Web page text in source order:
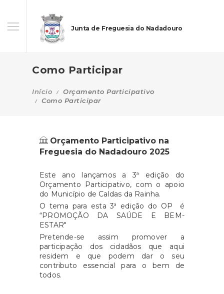
Junta de Freguesia do Nadadouro
Como Participar
Início
Orçamento Participativo
Como Participar
Orçamento Participativo na
Freguesia do Nadadouro 2025
Este ano lançamos a 3ª edição do
Orçamento Participativo, com o apoio
do Município de Caldas da Rainha.
O tema para esta 3ª edição do OP é
“PROMOÇÃO DA SAÚDE E BEM-
ESTAR"
Pretende-se assim promover a
participação dos cidadãos que aqui
residem e que podem dar o seu
contributo essencial para o bem de
todos.